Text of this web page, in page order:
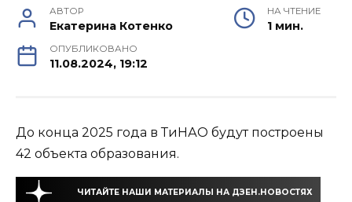
АВТОР
Екатерина Котенко
НА ЧТЕНИЕ
1 мин.
ОПУБЛИКОВАНО
11.08.2024, 19:12
До конца 2025 года в ТиНАО будут построены
42 объекта образования.
ЧИТАЙТЕ НАШИ МАТЕРИАЛЫ НА ДЗЕН.НОВОСТЯХ